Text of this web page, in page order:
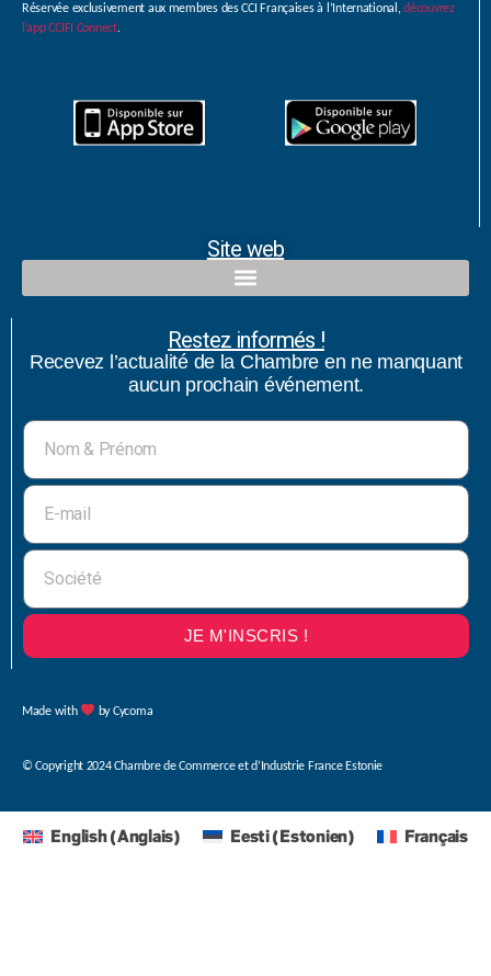
Réservée exclusivement aux membres des CCI Françaises à l’International,découvrez
l’app CCIFI Connect.
Site web
Restez informés !
Recevez l’actualité de la Chambre en ne manquant
aucun prochain événement.
JE M'INSCRIS !
Made with by Cycoma
© Copyright 2024 Chambre de Commerce et d’Industrie France Estonie
English(Anglais) Eesti(Estonien) Français